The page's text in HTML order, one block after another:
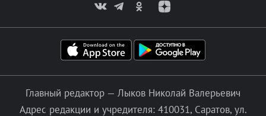
Главный редактор — Лыков Николай Валерьевич
Адрес редакции и учредителя: 410031, Саратов, ул.